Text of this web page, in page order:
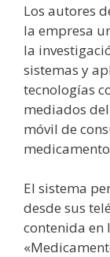
Los autores
la empresa
la
sistemas y
tecnologías
mediados
móvil de
El sistema
desde sus
contenida en